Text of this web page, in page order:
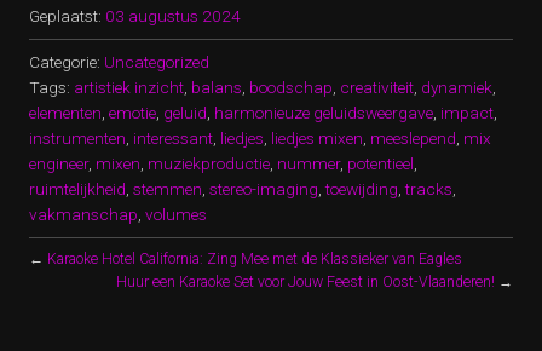
Geplaatst: 03 augustus 2024
Categorie: Uncategorized
Tags: artistiek inzicht balans boodschap creativiteit dynamiek
elementen emotie geluid harmonieuze geluidsweergave impact
instrumenten interessant liedjes liedjes mixen meeslepend mix
engineer, mixen muziekproductie nummer, potentieel
ruimtelijkheid stemmen stereo-imaging ,toewijding ,tracks
vakmanschap volumes
← Karaoke Hotel California: Zing Mee met de Klassieker van Eagles
Huur een Karaoke Set voor Jouw Feest in Oost-Vlaanderen! →